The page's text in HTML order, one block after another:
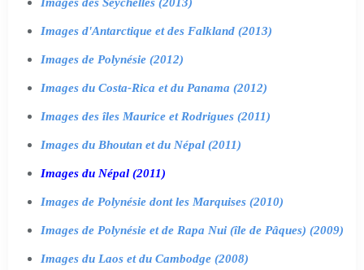
Images d'Antarctique et des Falkland (2013)
Images de Polynésie (2012)
Images du Costa-Rica et du Panama (2012)
Images des îles Maurice et Rodrigues (2011)
Images du Bhoutan et du Népal (2011)
Images du Népal (2011)
Images de Polynésie dont les Marquises (2010)
Images de Polynésie et de Rapa Nui (île de Pâques) (2009)
Images du Laos et du Cambodge (2008)